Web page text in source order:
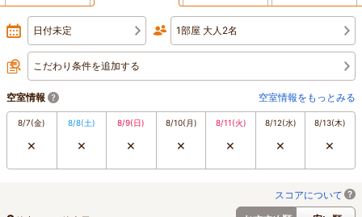
日付未定 1部屋 大人2名
こだわり条件を追加する
空室情報 空室情報をもっとみる
8/7(金)
×
8/8(土)
×
8/9(日)
×
8/10(月)
×
8/11(火)
×
8/12(水)
×
8/13(木)
×
スコアについて